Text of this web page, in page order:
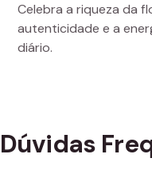
Celebra a riqueza da
autenticidade e a
diário.
Dúvidas